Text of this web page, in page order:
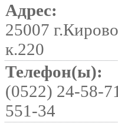
Адрес:
25007
к.220
Телефон(ы):
(0522) 24-58-
551-34